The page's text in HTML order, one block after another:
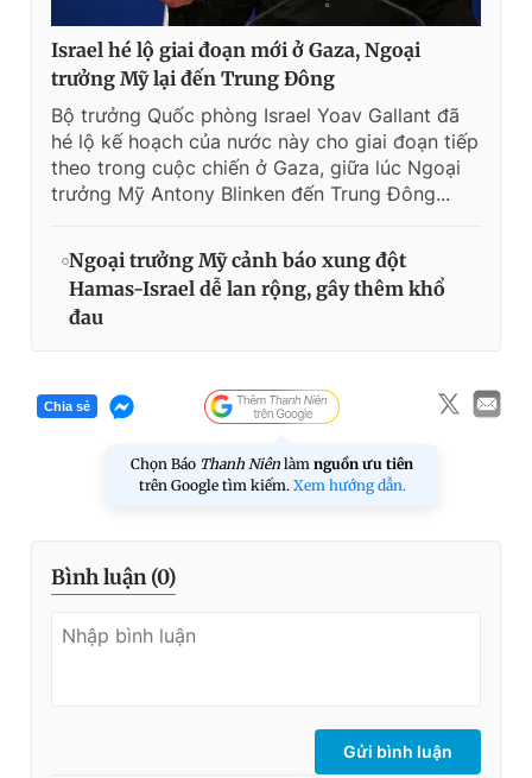
Israel hé lộ giai đoạn mới ở Gaza, Ngoại
trưởng Mỹ lại đến Trung Đông
Bộ trưởng Quốc phòng Israel Yoav Gallant đã
hé lộ kế hoạch của nước này cho giai đoạn tiếp
theo trong cuộc chiến ở Gaza, giữa lúc Ngoại
trưởng Mỹ Antony Blinken đến Trung Đông...
Ngoại trưởng Mỹ cảnh báo xung đột
Hamas-Israel dễ lan rộng, gây thêm khổ
đau
Chia sẻ
Chọn Báo Thanh Niên làm nguồn ưu tiên
trên Google tìm kiếm. Xem hướng dẫn.
Bình luận (0)
Gửi bình luận